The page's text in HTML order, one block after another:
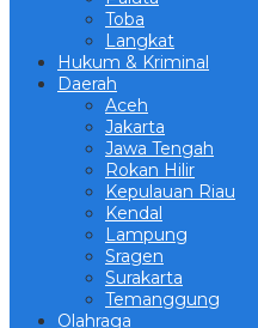
Toba
Langkat
Hukum & Kriminal
Daerah
Aceh
Jakarta
Jawa Tengah
Rokan Hilir
Kepulauan Riau
Kendal
Lampung
Sragen
Surakarta
Temanggung
Olahraga